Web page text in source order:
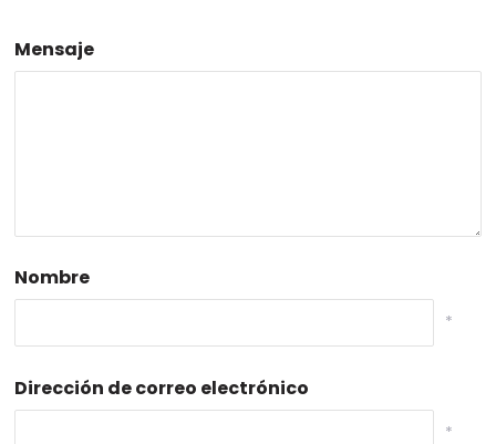
Mensaje
Nombre
*
Dirección de correo electrónico
*